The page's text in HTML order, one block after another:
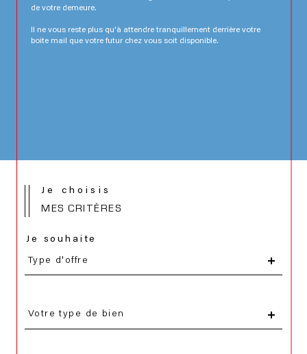
de votre demeure.
Il ne vous reste plus qu'à attendre tranquillement derrière votre
boite mail que votre futur chez vous soit disponible.
Je choisis
MES CRITÈRES
Je souhaite
d'offre
Type d'offre
d'offre
Votre type de bien